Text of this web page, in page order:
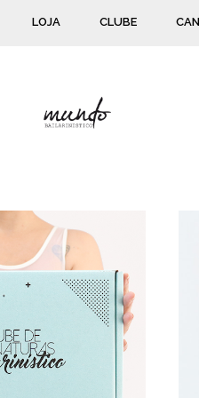
LOJA CLUBE